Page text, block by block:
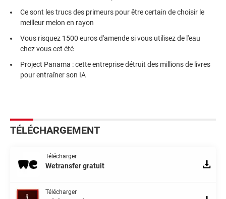
Ce sont les trucs des primeurs pour être certain de choisir le
meilleur melon en rayon
Vous risquez 1500 euros d'amende si vous utilisez de l'eau
chez vous cet été
Project Panama : cette entreprise détruit des millions de livres
pour entraîner son IA
TÉLÉCHARGEMENT
Télécharger
Wetransfer gratuit
Télécharger